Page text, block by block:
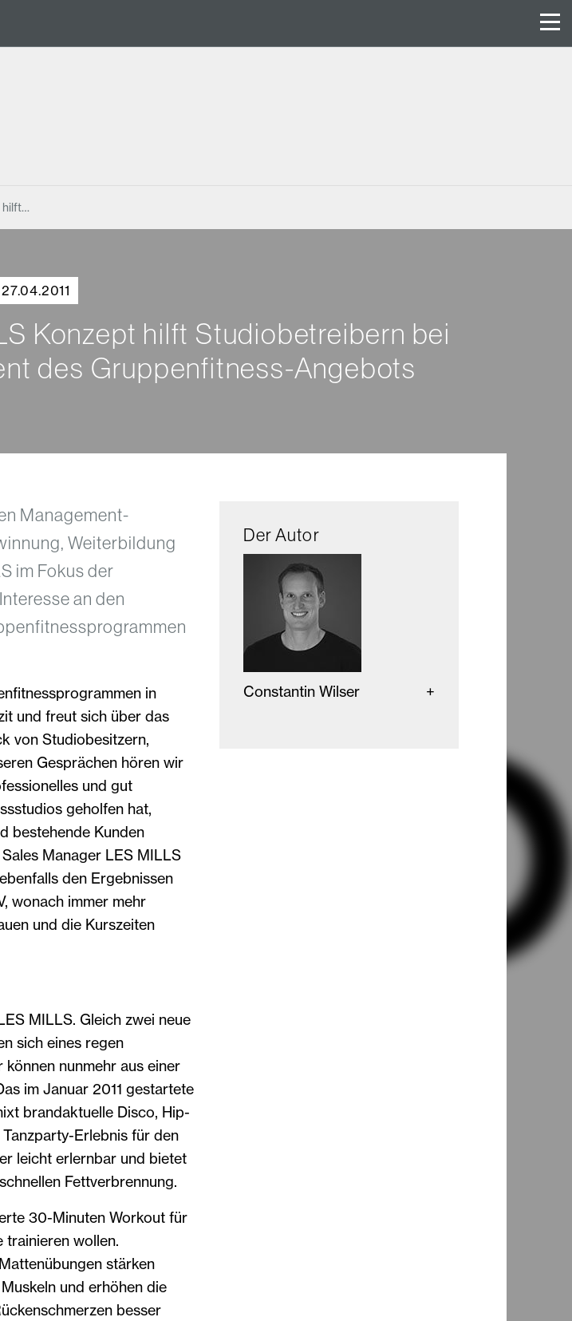
hilft…
27.04.2011
Konzept hilft Studiobetreibern bei
des Gruppenfitness-Angebots
Management-
Weiterbildung
im Fokus der
an den
in
und freut sich über das
von Studiobesitzern,
Gesprächen hören wir
und gut
geholfen hat,
bestehende Kunden
Manager LES MILLS
den Ergebnissen
wonach immer mehr
und die Kurszeiten
MILLS. Gleich zwei neue
sich eines regen
nunmehr aus einer
im Januar 2011 gestartete
brandaktuelle Disco, Hip-
Erlebnis für den
leicht erlernbar und bietet
Fettverbrennung.
30-Minuten Workout für
wollen.
stärken
und erhöhen die
besser
Der Autor
Constantin Wilser